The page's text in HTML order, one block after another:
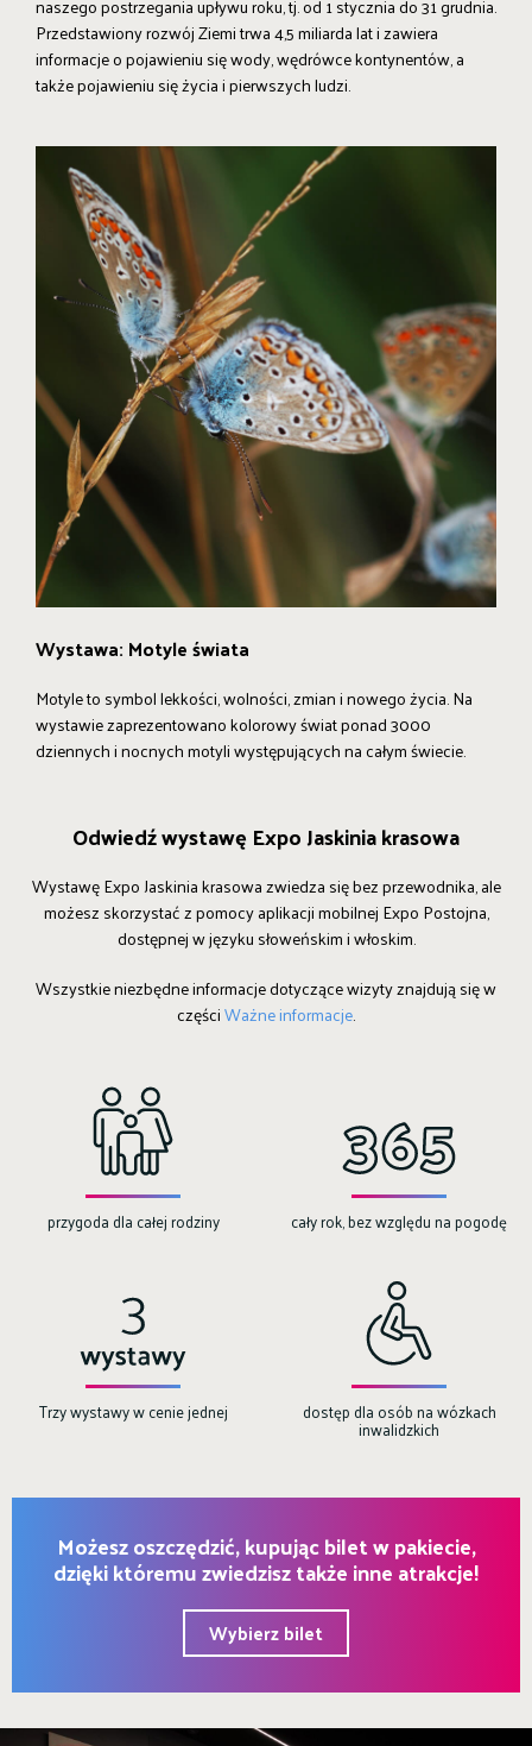
naszego postrzegania upływu roku, tj. od 1 stycznia do 31 grudnia.
Przedstawiony rozwój Ziemi trwa 4,5 miliarda lat i zawiera
informacje o pojawieniu się wody, wędrówce kontynentów, a
także pojawieniu się życia i pierwszych ludzi.
Wystawa: Motyle świata
Motyle to symbol lekkości, wolności, zmian i nowego życia. Na
wystawie zaprezentowano kolorowy świat ponad 3000
dziennych i nocnych motyli występujących na całym świecie.
Odwiedź wystawę Expo Jaskinia krasowa
Wystawę Expo Jaskinia krasowa zwiedza się bez przewodnika, ale
możesz skorzystać z pomocy aplikacji mobilnej Expo Postojna,
dostępnej w języku słoweńskim i włoskim.
Wszystkie niezbędne informacje dotyczące wizyty znajdują się w
częściWażne informacje.
przygoda dla całej rodziny cały rok, bez względu na pogodę
Trzy wystawy w cenie jednej dostęp dla osób na wózkach
inwalidzkich
Możesz oszczędzić, kupując bilet w pakiecie,
dzięki któremu zwiedzisz także inne atrakcje!
Wybierz bilet